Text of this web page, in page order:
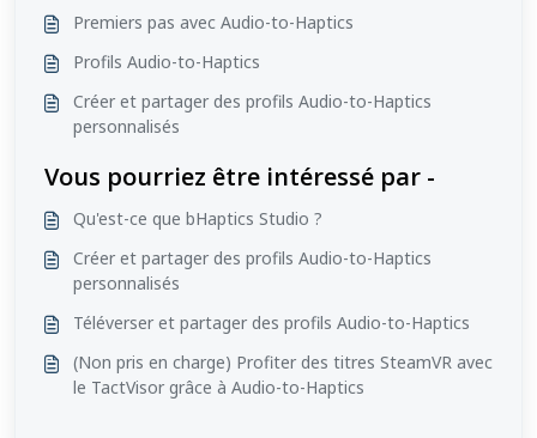
Premiers pas avec Audio-to-Haptics
Profils Audio-to-Haptics
Créer et partager des profils Audio-to-Haptics
personnalisés
Vous pourriez être intéressé par -
Qu'est-ce que bHaptics Studio ?
Créer et partager des profils Audio-to-Haptics
personnalisés
Téléverser et partager des profils Audio-to-Haptics
(Non pris en charge) Profiter des titres SteamVR avec
le TactVisor grâce à Audio-to-Haptics